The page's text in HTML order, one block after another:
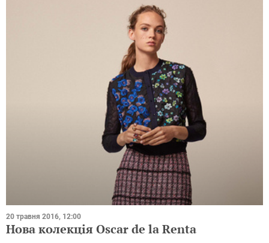
20 травня 2016, 12:00
Нова колекція Oscar de la Renta